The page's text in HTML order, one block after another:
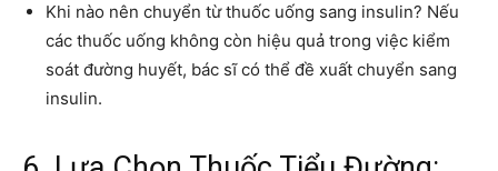
Khi nào nên chuyển từ thuốc uống sang insulin? Nếu
các thuốc uống không còn hiệu quả trong việc kiểm
soát đường huyết, bác sĩ có thể đề xuất chuyển sang
insulin.